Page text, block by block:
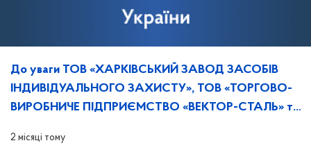
До уваги ТОВ «ХАРКІВСЬКИЙ ЗАВОД ЗАСОБІВ
ІНДИВІДУАЛЬНОГО ЗАХИСТУ», ТОВ «ТОРГОВО-
ВИРОБНИЧЕ ПІДПРИЄМСТВО «ВЕКТОР-СТАЛЬ» та
Миколайовича
2 місяці тому